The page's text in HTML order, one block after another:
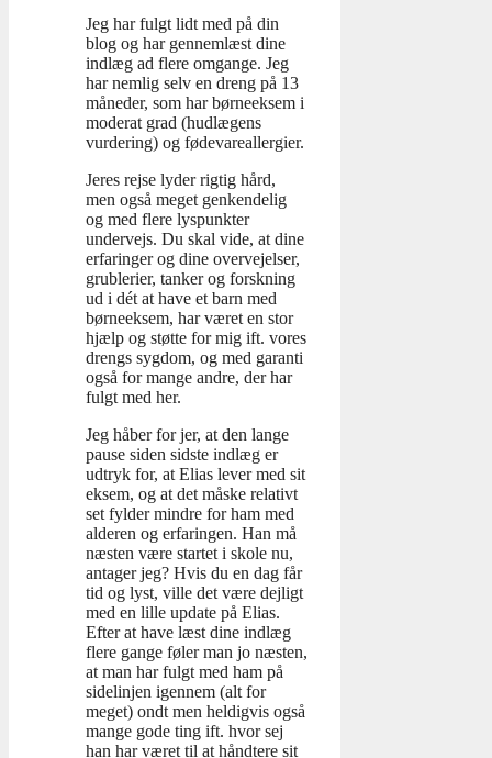
Jeg har fulgt lidt med på din
blog og har gennemlæst dine
indlæg ad flere omgange. Jeg
har nemlig selv en dreng på 13
måneder, som har børneeksem i
moderat grad (hudlægens
vurdering) og fødevareallergier.
Jeres rejse lyder rigtig hård,
men også meget genkendelig
og med flere lyspunkter
undervejs. Du skal vide, at dine
erfaringer og dine overvejelser,
grublerier, tanker og forskning
ud i dét at have et barn med
børneeksem, har været en stor
hjælp og støtte for mig ift. vores
drengs sygdom, og med garanti
også for mange andre, der har
fulgt med her.
Jeg håber for jer, at den lange
pause siden sidste indlæg er
udtryk for, at Elias lever med sit
eksem, og at det måske relativt
set fylder mindre for ham med
alderen og erfaringen. Han må
næsten være startet i skole nu,
antager jeg? Hvis du en dag får
tid og lyst, ville det være dejligt
med en lille update på Elias.
Efter at have læst dine indlæg
flere gange føler man jo næsten,
at man har fulgt med ham på
sidelinjen igennem (alt for
meget) ondt men heldigvis også
mange gode ting ift. hvor sej
han har været til at håndtere sit